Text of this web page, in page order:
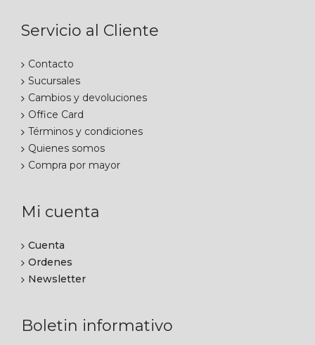
Servicio al Cliente
Contacto
Sucursales
Cambios y devoluciones
Office Card
Términos y condiciones
Quienes somos
Compra por mayor
Mi cuenta
Cuenta
Ordenes
Newsletter
Boletin informativo